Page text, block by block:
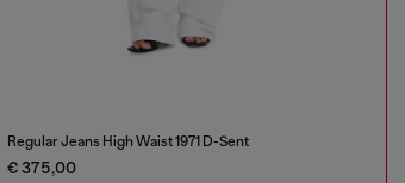
Regular Jeans High Waist 1971 D-Sent
€ 375,00